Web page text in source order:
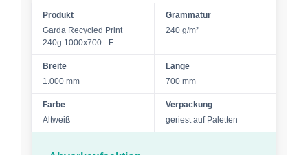
Produkt
Garda Recycled Print
240g 1000x700 - F
Grammatur
240 g/m²
Breite
1.000 mm
Länge
700 mm
Farbe
Altweiß
Verpackung
geriest auf Paletten